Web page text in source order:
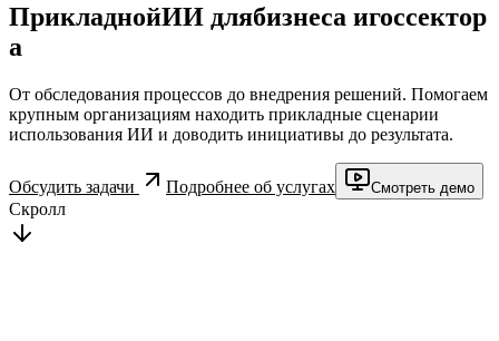
ПрикладнойИИ длябизнеса игоссектор
а
От обследования процессов до внедрения решений. Помогаем
крупным организациям находить прикладные сценарии
использования ИИ и доводить инициативы до результата.
Обсудить задачи Подробнее об услугах Смотреть демо
Скролл